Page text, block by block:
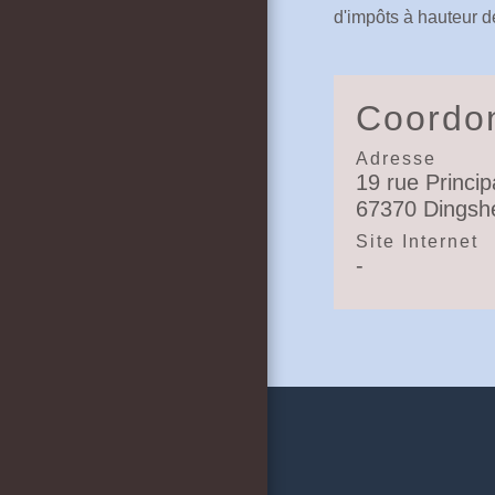
d'impôts à hauteur
Adresse
19 rue
67370
Site Internet
-